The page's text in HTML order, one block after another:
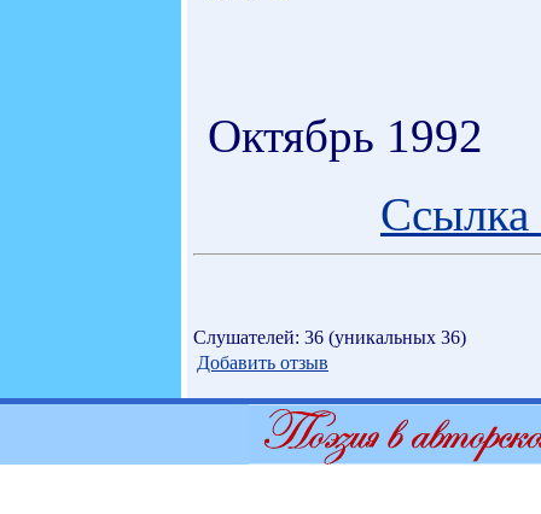
Октябрь 1992
Ссылка
Слушателей: 36 (уникальных 36)
Добавить отзыв